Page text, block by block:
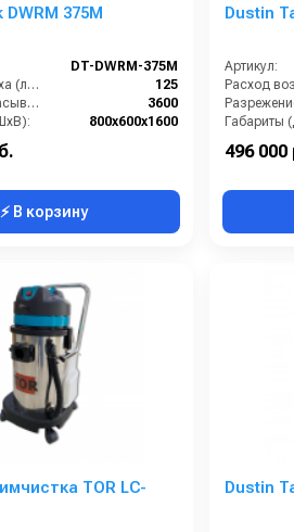
375M
DT-DWRM-375M
Расход воздуха (л/сек):
125
Мощность всасывающих турбин (Вт):
3600
800х600х1600
⚡ В корзину
Dustin
Артикул:
Габариты
496 000
TOR LC-
Dustin